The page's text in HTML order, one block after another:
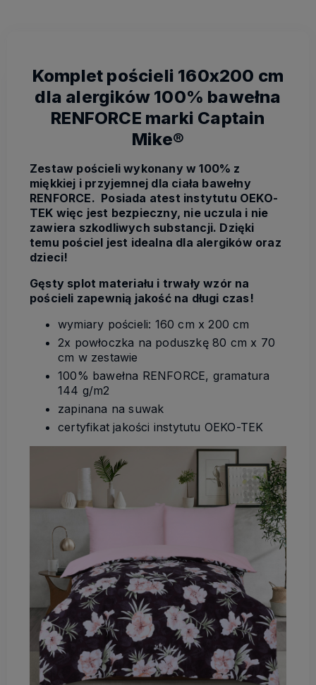
Komplet pościeli 160x200 cm
dla alergików 100% bawełna
RENFORCE marki Captain
Mike®
Zestaw pościeli wykonany w 100% z
miękkiej i przyjemnej dla ciała bawełny
RENFORCE. Posiada atest instytutu OEKO-
TEK więc jest bezpieczny, nie uczula i nie
zawiera szkodliwych substancji. Dzięki
temu pościel jest idealna dla alergików oraz
dzieci!
Gęsty splot materiału i trwały wzór na
pościeli zapewnią jakość na długi czas!
wymiary pościeli: 160 cm x 200 cm
2x powłoczka na poduszkę 80 cm x 70
cm w zestawie
100% bawełna RENFORCE, gramatura
144 g/m2
zapinana na suwak
certyfikat jakości instytutu OEKO-TEK